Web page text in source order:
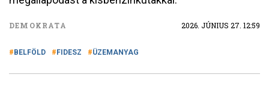
DEMOKRATA 2026. JÚNIUS 27. 12:59
BELFÖLD FIDESZ ÜZEMANYAG